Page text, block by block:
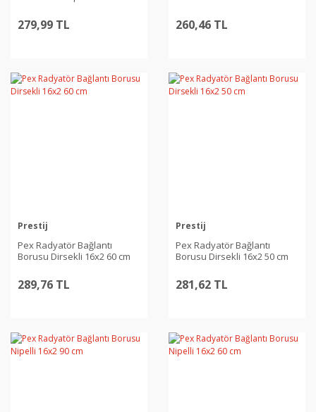
279,99 TL 260,46 TL
Prestij
Pex Radyatör Bağlantı
Borusu Dirsekli 16x2 60 cm
289,76 TL
Prestij
Pex Radyatör Bağlantı
Borusu Dirsekli 16x2 50 cm
281,62 TL